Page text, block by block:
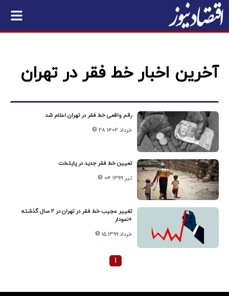
آخرین اخبار خط فقر در تهران
رقم واقعی خط فقر در تهران اعلام شد
۲۸ خرداد ۱۴۰۲
تعیین خط فقر جدید در پایتخت
۰۴ تیر ۱۳۹۹
تغییر عجیب خط فقر در تهران در ۲ سال گذشته
+نمودار
۱۵ خرداد ۱۳۹۹
۱